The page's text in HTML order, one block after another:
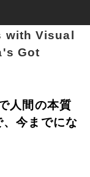
with Visual
Got
人間の本質
今までにな